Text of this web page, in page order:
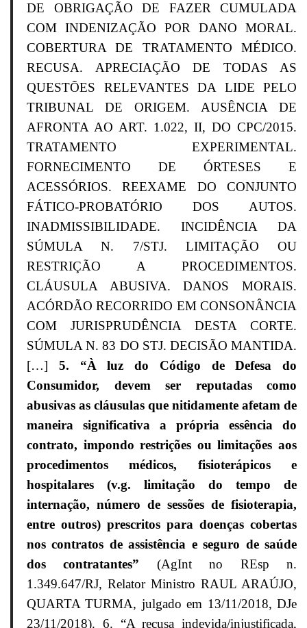
DE OBRIGAÇÃO DE FAZER CUMULADA
COM INDENIZAÇÃO POR DANO MORAL.
COBERTURA DE TRATAMENTO MÉDICO.
RECUSA. APRECIAÇÃO DE TODAS AS
QUESTÕES RELEVANTES DA LIDE PELO
TRIBUNAL DE ORIGEM. AUSÊNCIA DE
AFRONTA AO ART. 1.022, II, DO CPC/2015.
TRATAMENTO EXPERIMENTAL.
FORNECIMENTO DE ÓRTESES E
ACESSÓRIOS. REEXAME DO CONJUNTO
FÁTICO-PROBATÓRIO DOS AUTOS.
INADMISSIBILIDADE. INCIDÊNCIA DA
SÚMULA N. 7/STJ. LIMITAÇÃO OU
RESTRIÇÃO A PROCEDIMENTOS.
CLÁUSULA ABUSIVA. DANOS MORAIS.
ACÓRDÃO RECORRIDO EM CONSONÂNCIA
COM JURISPRUDÊNCIA DESTA CORTE.
SÚMULA N. 83 DO STJ. DECISÃO MANTIDA.
[…] 5. “À luz do Código de Defesa do
Consumidor, devem ser reputadas como
abusivas as cláusulas que nitidamente afetam de
maneira significativa a própria essência do
contrato, impondo restrições ou limitações aos
procedimentos médicos, fisioterápicos e
hospitalares (v.g. limitação do tempo de
internação, número de sessões de fisioterapia,
entre outros) prescritos para doenças cobertas
nos contratos de assistência e seguro de saúde
dos contratantes” (AgInt no REsp n.
1.349.647/RJ, Relator Ministro RAUL ARAÚJO,
QUARTA TURMA, julgado em 13/11/2018, DJe
23/11/2018). 6. “A recusa indevida/injustificada,